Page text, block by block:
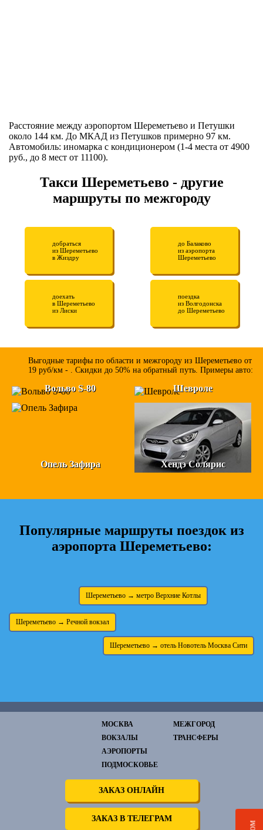
Расстояние между аэропортом Шереметьево и Петушки
около 144 км. До МКАД из Петушков примерно 97 км.
Автомобиль: иномарка с кондиционером (1-4 места от 4900
руб., до 8 мест от 11100).
Такси Шереметьево - другие
маршруты по межгороду
добраться
из Шереметьево
в Жиздру
до Балаково
из аэропорта
Шереметьево
доехать
в Шереметьево
из Лиски
поездка
из Волгодонска
до Шереметьево
Выгодные тарифы по области и межгороду из Шереметьево от
19 руб/км - . Скидки до 50% на обратный путь. Примеры авто:
Вольво S-80 Шевроле
Опель Зафира Хендэ Солярис
Популярные маршруты поездок из
аэропорта Шереметьево:
Шереметьево → Речной вокзал
Шереметьево → метро Верхние Котлы
Шереметьево → отель Новотель Москва Сити
МОСКВА
ВОКЗАЛЫ
АЭРОПОРТЫ
ПОДМОСКОВЬЕ
МЕЖГОРОД
ТРАНСФЕРЫ
ЗАКАЗ ОНЛАЙН
ЗАКАЗ В ТЕЛЕГРАМ